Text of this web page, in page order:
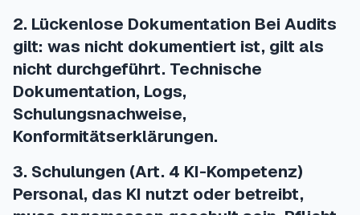
2. Lückenlose Dokumentation Bei Audits
gilt: was nicht dokumentiert ist, gilt als
nicht durchgeführt. Technische
Dokumentation, Logs,
Schulungsnachweise,
Konformitätserklärungen.
3. Schulungen (Art. 4 KI-Kompetenz)
Personal, das KI nutzt oder betreibt,